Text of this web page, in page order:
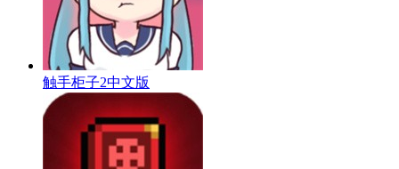
触手柜子2中文版